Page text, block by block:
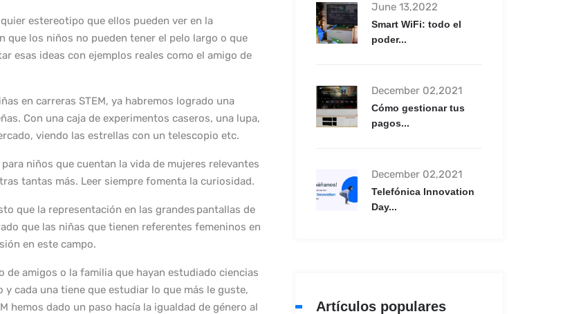
estereotipo que ellos pueden ver en la
los niños no pueden tener el pelo largo o que
esas ideas con ejemplos reales como el amigo de
en carreras STEM, ya habremos logrado una
Con una caja de experimentos caseros, una lupa,
viendo las estrellas con un telescopio etc.
niños que cuentan la vida de mujeres relevantes
tantas más. Leer siempre fomenta la curiosidad.
que la representación en las grandes pantallas de
que las niñas que tienen referentes femeninos en
en este campo.
amigos o la familia que hayan estudiado ciencias
cada una tiene que estudiar lo que más le guste,
hemos dado un paso hacía la igualdad de género al
June 13,2022
Smart WiFi: todo el
poder...
December 02,2021
Cómo gestionar tus
pagos...
December 02,2021
Telefónica Innovation
Day...
Artículos populares